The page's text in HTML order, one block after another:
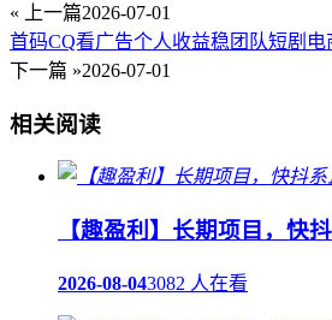
« 上一篇2026-07-01
首码CQ看广告个人收益稳团队短剧
下一篇 »2026-07-01
相关阅读
【趣盈利】长期项目，快
2026-08-043082 人在看